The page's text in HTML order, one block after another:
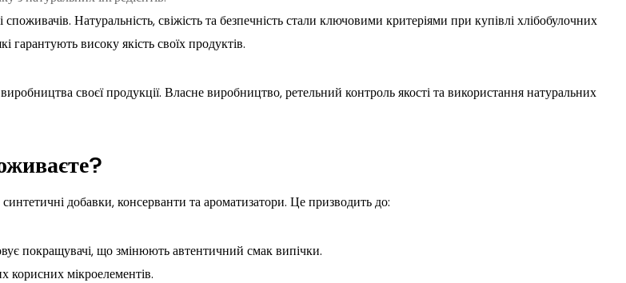
Натуральність, свіжість та безпечність стали ключовими критеріями при купівлі хлібобулочних
високу якість своїх продуктів.
своєї продукції. Власне виробництво, ретельний контроль якості та використання натуральних
добавки, консерванти та ароматизатори. Це призводить до:
покращувачі, що змінюють автентичний смак випічки.
корисних мікроелементів.